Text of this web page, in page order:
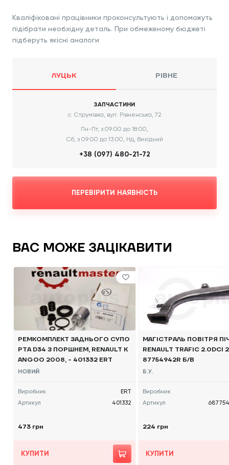
Кваліфіковані працівники проконсультують і допоможуть
підібрати необхідну деталь. При обмеженому бюджеті
підберуть якісні аналоги
ЛУЦЬК РІВНЕ
ЗАПЧАСТИНИ
с. Струмівка, вул. Рівненська, 72
Пн-Пт, з 09:00 до 18:00,
Сб, з 09:00 до 13:00, Нд, Вихідний
+38 (097) 480-21-72
ПЕРЕВІРИТИ НАЯВНІСТЬ
ВАС МОЖЕ ЗАЦІКАВИТИ
РЕМКОМПЛЕКТ ЗАДНЬОГО СУПО
РТА D34 З ПОРШНЕМ, RENAULT K
ANGOO 2008, - 401332 ERT
НОВИЙ
Виробник
ERT
Артикул
401332
473 грн
КУПИТИ
МАГІСТРАЛЬ ПОВІТРЯ
RENAULT TRAFIC 2.0DCI
87754942R Б/В
Б.У.
Виробник
Артикул
224 грн
КУПИТИ